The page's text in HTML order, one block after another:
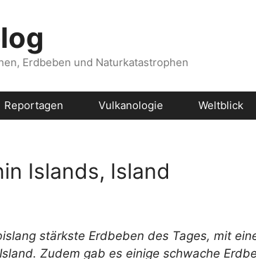
Erdbeben und Naturkatastrophen
Reportagen Vulkanologie Weltblick
Islands, Island
stärkste Erdbeben des Tages, mit
Zudem gab es einige schwache